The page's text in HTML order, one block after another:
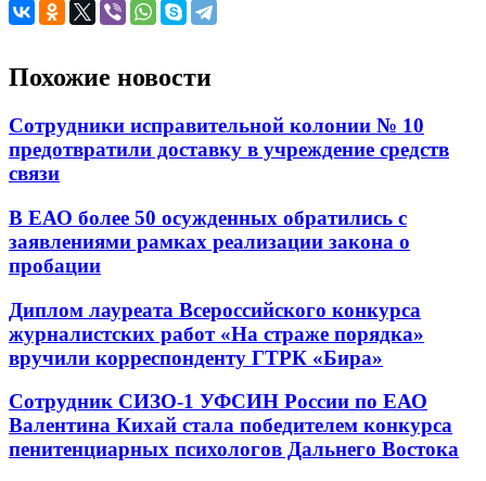
Похожие новости
Сотрудники исправительной колонии № 10
предотвратили доставку в учреждение средств
связи
В ЕАО более 50 осужденных обратились с
заявлениями рамках реализации закона о
пробации
Диплом лауреата Всероссийского конкурса
журналистских работ «На страже порядка»
вручили корреспонденту ГТРК «Бира»
Сотрудник СИЗО-1 УФСИН России по ЕАО
Валентина Кихай стала победителем конкурса
пенитенциарных психологов Дальнего Востока